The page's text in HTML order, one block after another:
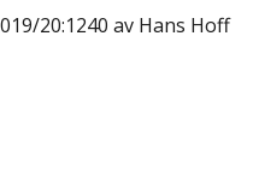
20:1240 av Hans Hoff